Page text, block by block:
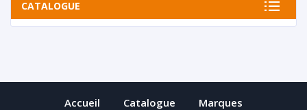
CATALOGUE
Accueil Catalogue
Marques